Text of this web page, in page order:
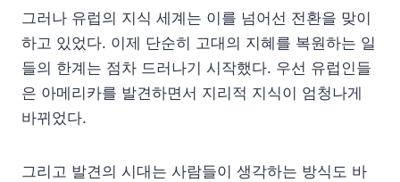
그러나 유럽의 지식 세계는 이를 넘어선 전환을 맞이
하고 있었다. 이제 단순히 고대의 지혜를 복원하는 일
들의 한계는 점차 드러나기 시작했다. 우선 유럽인들
은 아메리카를 발견하면서 지리적 지식이 엄청나게
바뀌었다.
그리고 발견의 시대는 사람들이 생각하는 방식도 바